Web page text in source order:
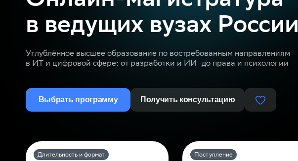
в ведущих вузах России
Углублённое высшее образование по востребованным направлениям
в ИТ и цифровой сфере: от разработки и ИИ до права и психологии
Выбрать программу Получить консультацию
Длительность и формат Поступление